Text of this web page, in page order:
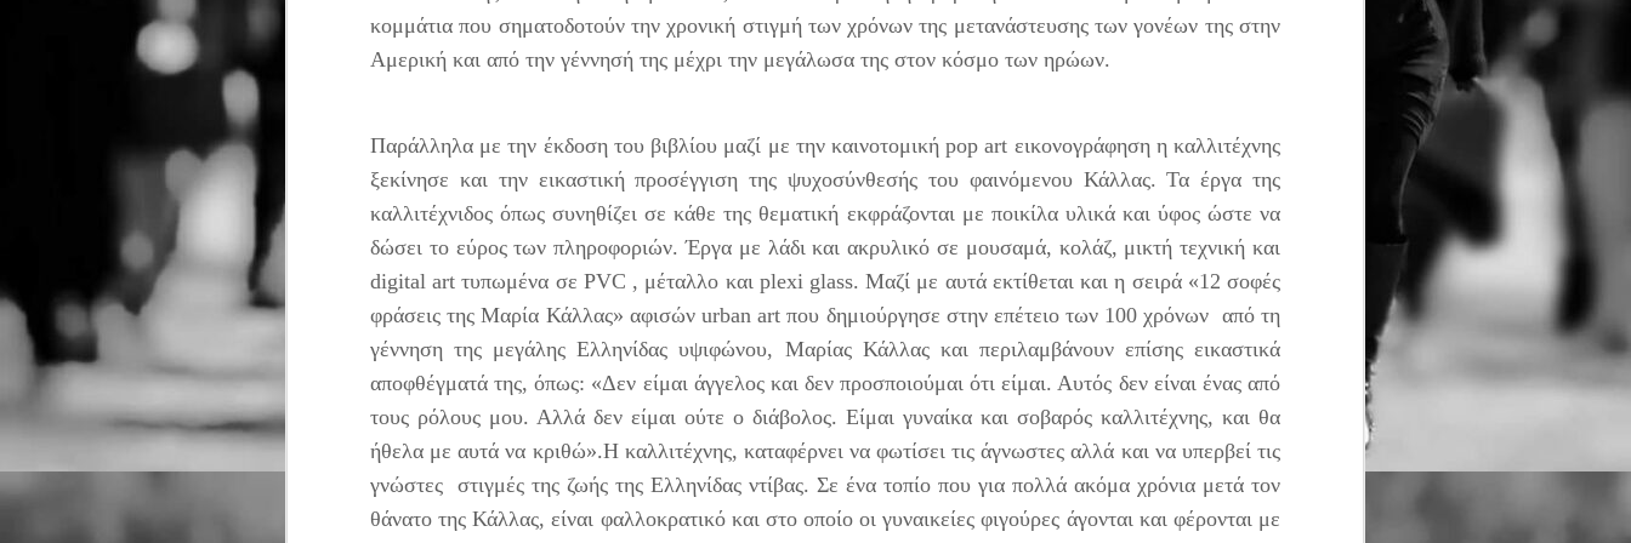
κομμάτια που σηματοδοτούν την χρονική στιγμή των χρόνων της μετανάστευσης των γονέων της στην
Αμερική και από την γέννησή της μέχρι την μεγάλωσα της στον κόσμο των ηρώων.
Παράλληλα με την έκδοση του βιβλίου μαζί με την καινοτομική pop art εικονογράφηση η καλλιτέχνης
ξεκίνησε και την εικαστική προσέγγιση της ψυχοσύνθεσής του φαινόμενου Κάλλας. Τα έργα της
καλλιτέχνιδος όπως συνηθίζει σε κάθε της θεματική εκφράζονται με ποικίλα υλικά και ύφος ώστε να
δώσει το εύρος των πληροφοριών. Έργα με λάδι και ακρυλικό σε μουσαμά, κολάζ, μικτή τεχνική και
digital art τυπωμένα σε PVC , μέταλλο και plexi glass. Μαζί με αυτά εκτίθεται και η σειρά «12 σοφές
φράσεις της Μαρία Κάλλας» αφισών urban art που δημιούργησε στην επέτειο των 100 χρόνων από τη
γέννηση της μεγάλης Ελληνίδας υψιφώνου, Μαρίας Κάλλας και περιλαμβάνουν επίσης εικαστικά
αποφθέγματά της, όπως: «Δεν είμαι άγγελος και δεν προσποιούμαι ότι είμαι. Αυτός δεν είναι ένας από
τους ρόλους μου. Αλλά δεν είμαι ούτε ο διάβολος. Είμαι γυναίκα και σοβαρός καλλιτέχνης, και θα
ήθελα με αυτά να κριθώ».Η καλλιτέχνης, καταφέρνει να φωτίσει τις άγνωστες αλλά και να υπερβεί τις
γνώστες στιγμές της ζωής της Ελληνίδας ντίβας. Σε ένα τοπίο που για πολλά ακόμα χρόνια μετά τον
θάνατο της Κάλλας, είναι φαλλοκρατικό και στο οποίο οι γυναικείες φιγούρες άγονται και φέρονται με
Ντέιβιντ Τρίστραμ, «Ο
Επιθεωρητής Ντρέικ και η
Μαύρη Χήρα».
Ιουνίου
Ώρα έναρξης: 20:30 – 00:00
ταινιών, ντοκιμαντέρ,
μονολόγων, από την Ελλάδα
και το εξωτερικό, σε δύο
βραδιές γεμάτες
κινηματογραφικές ιστορίες.
με τον εκδοτικό οίκο και τη
Λέσχη Τέχνης και Πολιτισμού
της Ένωσης Σεναριογράφων
Σταυρούλα Βενιέρη και τον
βραβευμένο θεατρικό
συγγραφέα/σκηνοθέτη Πέτρο
Λενούδια.
αγώνες:
Στο Δρόμο Θυσίας «Κακολύρι
1944» οι δρομείς αγωνίζονται,
μαζί με τους ανθρώπους που
στήθηκαν στο απόσπασμα.
λιτή και άμεση γραφή δημιουργεί αφηγήσεις έντονου
συναισθηματικού βάθους, που μετατρέπουν το προσωπικό βίωμα
σε κοινή εμπειρία.
Theatre
Ο SIFU DINDAN παρουσιάζει το The Solo Project + Friends, μια
ξεχωριστή ακουστική μουσική βραδιά που θα πραγματοποιηθεί
την Παρασκευή 26 Ιουνίου 2026, στις 21:00, στο ατμοσφαιρικό Red
Jasper Cabaret Theatre στην Κυψέλη.
Με μοναδικά μέσα την ακουστική του κιθάρα και τη φωνή του, ο
δημιουργός προσκαλεί το κοινό σε ένα απρόβλεπτο μουσικό
ταξίδι, χωρίς στεγανά και περιορισμούς.
JUN
17
Καλοκαιρινή περιοδεία σε όλη την Ελλάδα με
την παράσταση «Τα Στενά Παπούτσια» της
Ζωρζ Σαρή
Η επιτυχημένη θεατρική παράσταση «Τα Στενά Παπούτσια»,
στο πλαίσιο της πανελλαδικής περιοδείας της για το
καλοκαίρι του 2026, προσκαλεί Μέσα Μαζικής Ενημέρωσης,
ενημερωτικές ιστοσελίδες, ραδιοφωνικούς σταθμούς, περιοδικά